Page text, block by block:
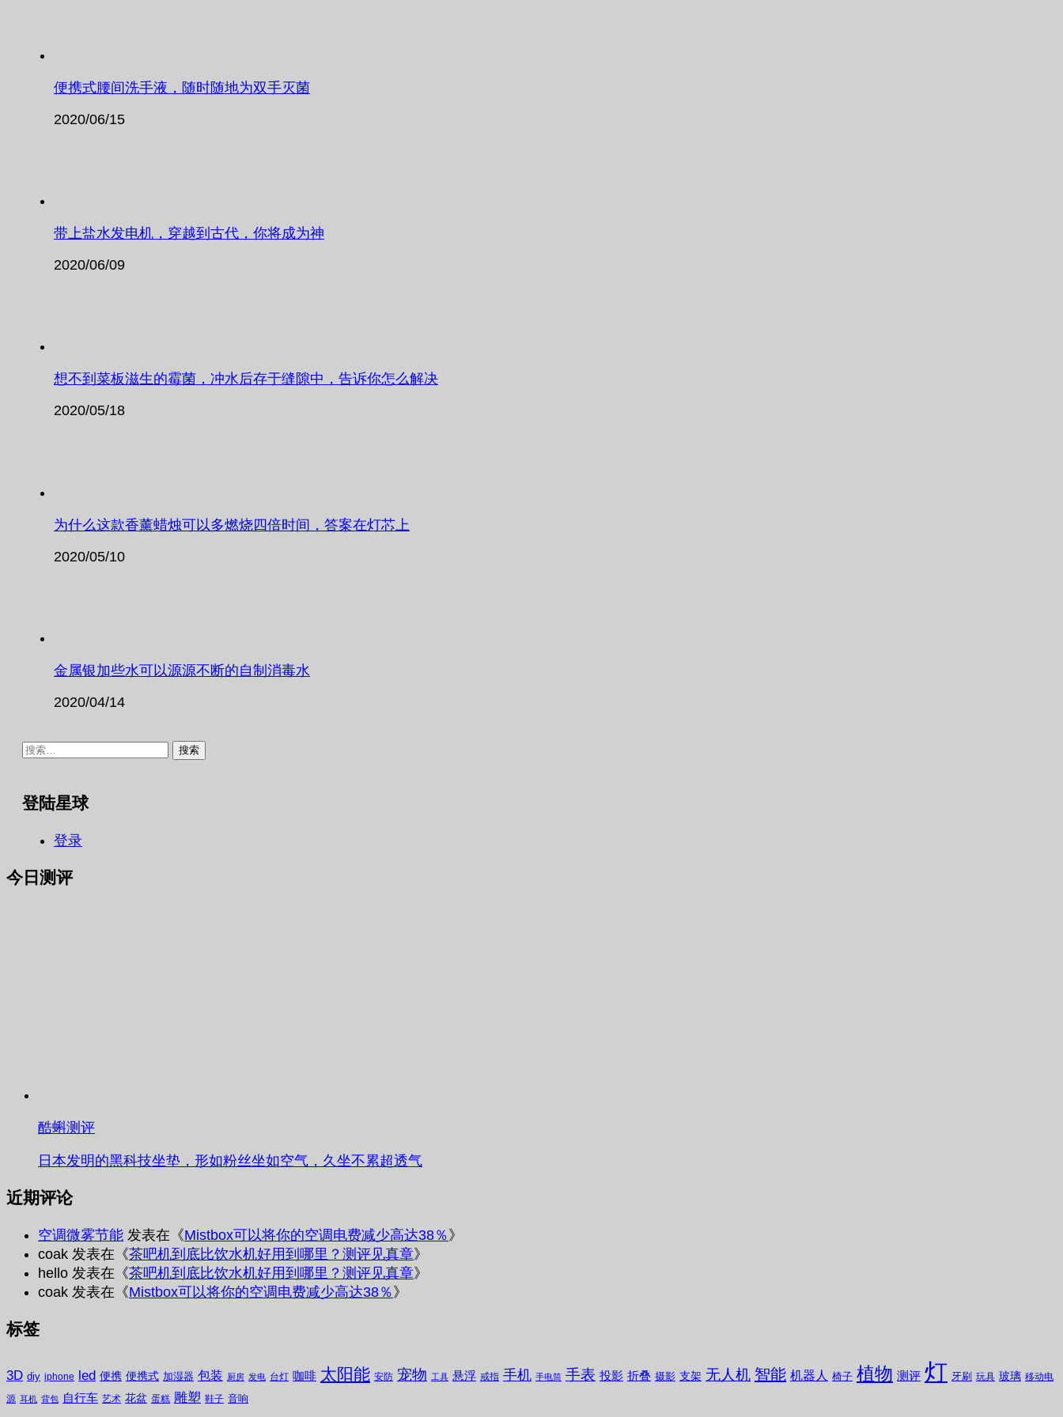
便携式腰间洗手液，随时随地为双手灭菌
2020/06/15
带上盐水发电机，穿越到古代，你将成为神
2020/06/09
想不到菜板滋生的霉菌，冲水后存于缝隙中，告诉你怎么解决
2020/05/18
为什么这款香薰蜡烛可以多燃烧四倍时间，答案在灯芯上
2020/05/10
金属银加些水可以源源不断的自制消毒水
2020/04/14
搜
登陆星球
登录
今日测评
酷蝌测评
日本发明的黑科技坐垫，形如粉丝坐如空气，久坐不累超透气
近期评论
空调微雾节能 发表在《Mistbox可以将你的空调电费减少高达38％ 》
coak 发表在《茶吧机到底比饮水机好用到哪里？测评见真章》
hello 发表在《茶吧机到底比饮水机好用到哪里？测评见真章》
coak 发表在《Mistbox可以将你的空调电费减少高达38％ 》
标签
3D diy iphone led 便携 便携式 加湿器 包装 厨房 发电 台灯 咖啡 太阳能 安防 宠物 工具 悬浮 戒指 手机 手电筒 手表 投影 折叠 摄影 支架 无人机 智能 机器人 椅子 植物 测评 灯 牙刷 玩具 玻璃 移动电
源 耳机 背包 自行车 艺术 花盆 蛋糕 雕塑 鞋子 音响